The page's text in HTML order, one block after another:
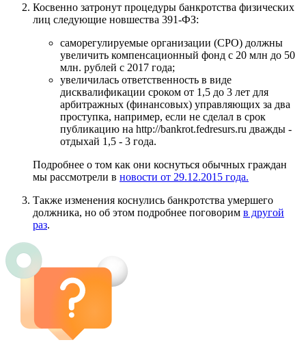
Косвенно затронут процедуры банкротства физических
лиц следующие новшества 391-ФЗ:
саморегулируемые организации (СРО) должны
увеличить компенсационный фонд с 20 млн до 50
млн. рублей с 2017 года;
увеличилась ответственность в виде
дисквалификации сроком от 1,5 до 3 лет для
арбитражных (финансовых) управляющих за два
проступка, например, если не сделал в срок
публикацию на http://bankrot.fedresurs.ru дважды -
отдыхай 1,5 - 3 года.
Подробнее о том как они коснуться обычных граждан
мы рассмотрели в новости от 29.12.2015 года.
Также изменения коснулись банкротства умершего
должника, но об этом подробнее поговорим в другой
раз.